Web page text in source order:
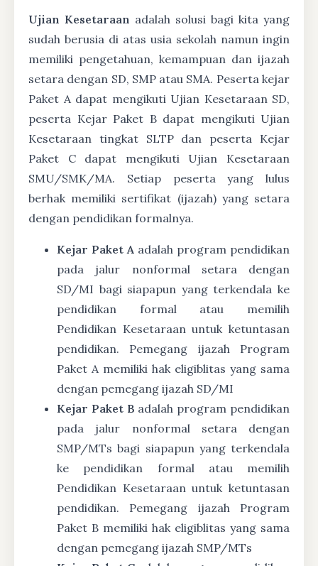
Ujian Kesetaraan adalah solusi bagi kita yang
sudah berusia di atas usia sekolah namun ingin
memiliki pengetahuan, kemampuan dan ijazah
setara dengan SD, SMP atau SMA. Peserta kejar
Paket A dapat mengikuti Ujian Kesetaraan SD,
peserta Kejar Paket B dapat mengikuti Ujian
Kesetaraan tingkat SLTP dan peserta Kejar
Paket C dapat mengikuti Ujian Kesetaraan
SMU/SMK/MA. Setiap peserta yang lulus
berhak memiliki sertifikat (ijazah) yang setara
dengan pendidikan formalnya.
Kejar Paket A adalah program pendidikan
pada jalur nonformal setara dengan
SD/MI bagi siapapun yang terkendala ke
pendidikan formal atau memilih
Pendidikan Kesetaraan untuk ketuntasan
pendidikan. Pemegang ijazah Program
Paket A memiliki hak eligiblitas yang sama
dengan pemegang ijazah SD/MI
Kejar Paket B adalah program pendidikan
pada jalur nonformal setara dengan
SMP/MTs bagi siapapun yang terkendala
ke pendidikan formal atau memilih
Pendidikan Kesetaraan untuk ketuntasan
pendidikan. Pemegang ijazah Program
Paket B memiliki hak eligiblitas yang sama
dengan pemegang ijazah SMP/MTs